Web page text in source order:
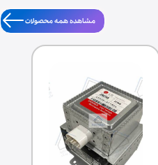
مشاهده همه محصولات